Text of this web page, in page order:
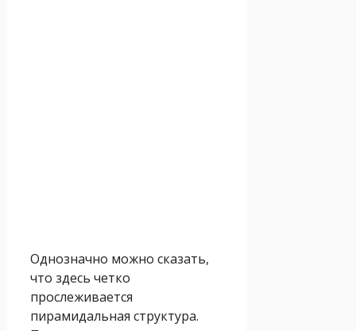
Однозначно можно сказать,
что здесь четко
прослеживается
пирамидальная структура.